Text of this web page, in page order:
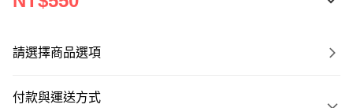
請選擇商品選項
付款與運送方式